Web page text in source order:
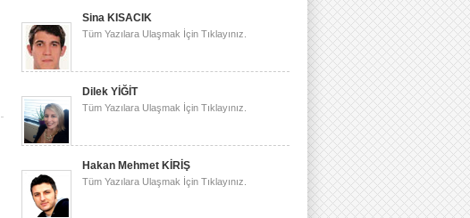
Sina KISACIK
Tüm Yazılara Ulaşmak İçin Tıklayınız.
Dilek YİĞİT
Tüm Yazılara Ulaşmak İçin Tıklayınız.
Hakan Mehmet KİRİŞ
Tüm Yazılara Ulaşmak İçin Tıklayınız.